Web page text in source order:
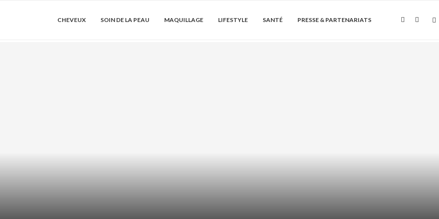
CHEVEUX SOIN DE LA PEAU MAQUILLAGE LIFESTYLE SANTÉ PRESSE & PARTENARIATS